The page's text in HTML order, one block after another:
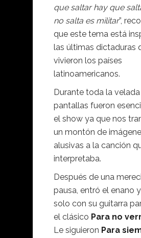
que saltar hay que
no salta es militar”,
que este tema está
las últimas dictaduras
vivieron los países
latinoamericanos.
Durante toda la velada
pantallas fueron
el show ya que nos
un montón de
alusivas a la canción
interpretaba.
Después de una
pausa, entró el enano
solo con su guitarra
el clásico Para no
Le siguieron Para